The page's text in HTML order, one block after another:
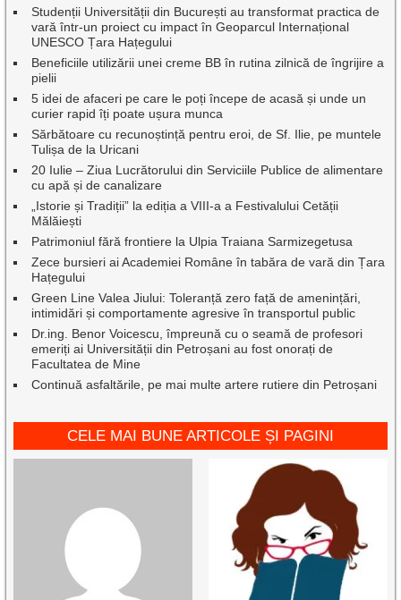
Studenții Universității din București au transformat practica de
vară într-un proiect cu impact în Geoparcul Internațional
UNESCO Țara Hațegului
Beneficiile utilizării unei creme BB în rutina zilnică de îngrijire a
pielii
5 idei de afaceri pe care le poți începe de acasă și unde un
curier rapid îți poate ușura munca
Sărbătoare cu recunoștință pentru eroi, de Sf. Ilie, pe muntele
Tulișa de la Uricani
20 Iulie – Ziua Lucrătorului din Serviciile Publice de alimentare
cu apă și de canalizare
„Istorie și Tradiții” la ediția a VIII-a a Festivalului Cetății
Mălăiești
Patrimoniul fără frontiere la Ulpia Traiana Sarmizegetusa
Zece bursieri ai Academiei Române în tabăra de vară din Țara
Hațegului
Green Line Valea Jiului: Toleranță zero față de amenințări,
intimidări și comportamente agresive în transportul public
Dr.ing. Benor Voicescu, împreună cu o seamă de profesori
emeriți ai Universității din Petroșani au fost onorați de
Facultatea de Mine
Continuă asfaltările, pe mai multe artere rutiere din Petroșani
CELE MAI BUNE ARTICOLE ȘI PAGINI